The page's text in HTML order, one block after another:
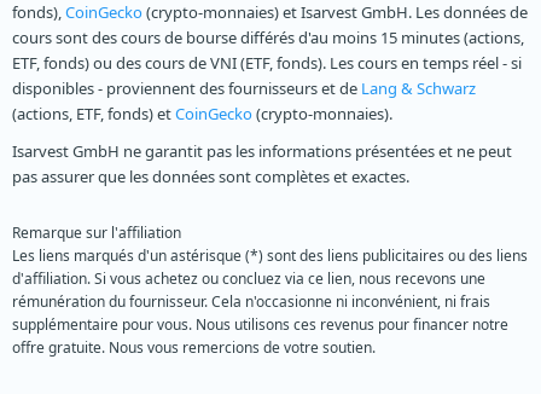
fonds),CoinGecko(crypto-monnaies) et Isarvest GmbH. Les données de
cours sont des cours de bourse différés d'au moins 15 minutes (actions,
ETF, fonds) ou des cours de VNI (ETF, fonds). Les cours en temps réel - si
disponibles - proviennent des fournisseurs et de Lang & Schwarz
(actions, ETF, fonds) etCoinGecko(crypto-monnaies).
Isarvest GmbH ne garantit pas les informations présentées et ne peut
pas assurer que les données sont complètes et exactes.
Remarque sur l'affiliation
Les liens marqués d'un astérisque (*) sont des liens publicitaires ou des liens
d'affiliation. Si vous achetez ou concluez via ce lien, nous recevons une
rémunération du fournisseur. Cela n'occasionne ni inconvénient, ni frais
supplémentaire pour vous. Nous utilisons ces revenus pour financer notre
offre gratuite. Nous vous remercions de votre soutien.